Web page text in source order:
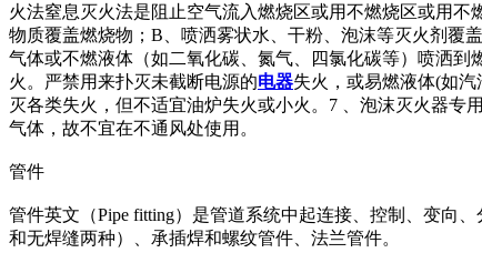
火法窒息灭火法是阻止空气流入燃烧区或用不燃烧区或用
物质覆盖燃烧物；B、喷洒雾状水、干粉、泡沫等灭火剂覆
气体或不燃液体（如二氧化碳、氮气、四氯化碳等）喷洒
火。严禁用来扑灭未截断电源的电器失火，或易燃液体(如汽
灭各类失火，但不适宜油炉失火或小火。7 、泡沫灭火器
气体，故不宜在不通风处使用。
管件
管件英文（Pipe fitting）是管道系统中起连接、控制、变向
和无焊缝两种）、承插焊和螺纹管件、法兰管件。